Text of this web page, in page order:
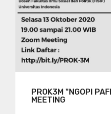
PROK3M "NGOPI
MEETING